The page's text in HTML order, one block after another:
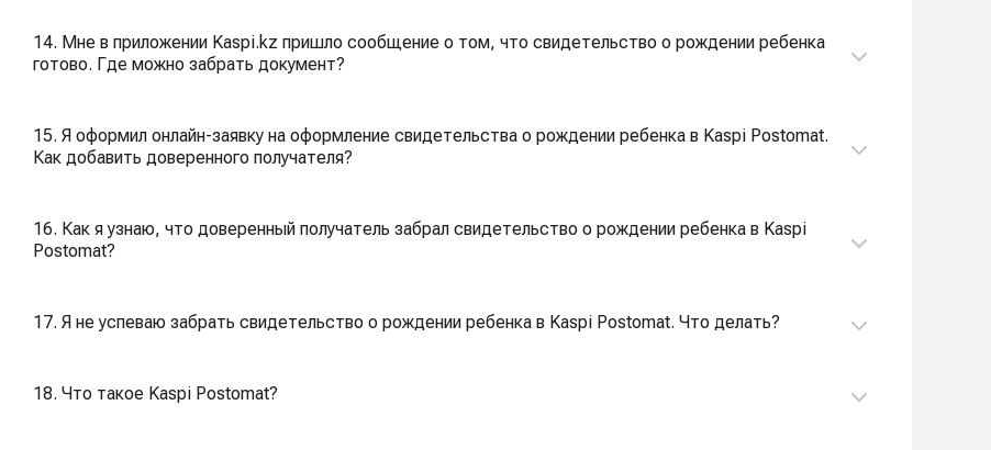
14. Мне в приложении Kaspi.kz пришло сообщение о том, что свидетельство о рождении ребенка
готово. Где можно забрать документ?
15. Я оформил онлайн-заявку на оформление свидетельства о рождении ребенка в Kaspi Postomat.
Как добавить доверенного получателя?
16. Как я узнаю, что доверенный получатель забрал свидетельство о рождении ребенка в Kaspi
Postomat?
17. Я не успеваю забрать свидетельство о рождении ребенка в Kaspi Postomat. Что делать?
18. Что такое Kaspi Postomat?